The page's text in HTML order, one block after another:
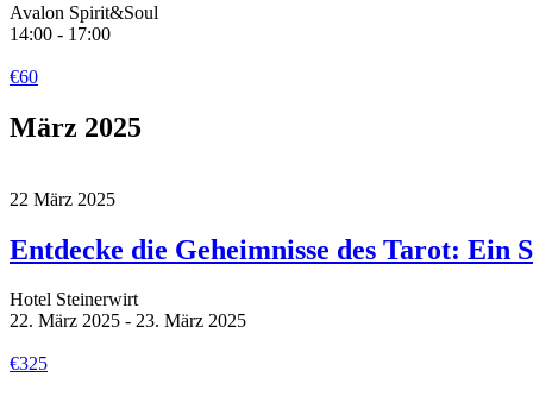
Avalon Spirit&Soul
14:00 - 17:00
€60
März 2025
22 März 2025
Entdecke die Geheimnisse des Tarot:
Hotel Steinerwirt
22. März 2025 - 23. März 2025
€325